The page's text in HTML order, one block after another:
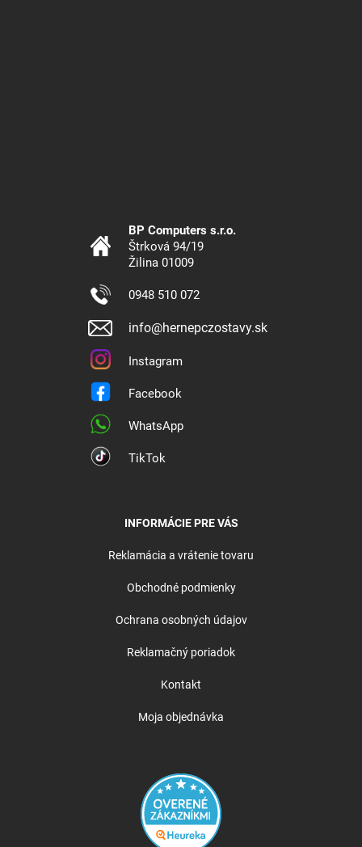
BP Computers s.r.o.
Štrková 94/19
Žilina 01009
0948 510 072
info@hernepczostavy.sk
Instagram
Facebook
WhatsApp
TikTok
INFORMÁCIE PRE VÁS
Reklamácia a vrátenie tovaru
Obchodné podmienky
Ochrana osobných údajov
Reklamačný poriadok
Kontakt
Moja objednávka